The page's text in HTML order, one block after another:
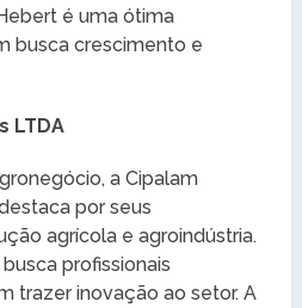
é uma ótima
busca crescimento e
LTDA
a Cipalam
por seus
agrícola e agroindústria.
profissionais
trazer inovação ao setor. A